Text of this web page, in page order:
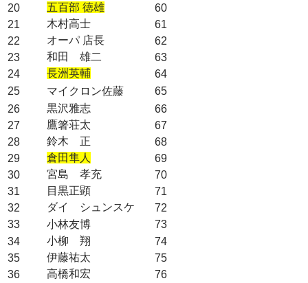
20
五百部 徳雄
60
21
木村高士
61
22
オーパ 店長
62
23
和田 雄二
63
24
長洲英輔
64
25
マイクロン佐藤
65
26
黒沢雅志
66
27
鷹箸荘太
67
28
鈴木 正
68
29
倉田隼人
69
30
宮島 孝充
70
31
目黒正顕
71
32
ダイ シュンスケ
72
33
小林友博
73
34
小柳 翔
74
35
伊藤祐太
75
36
高橋和宏
76